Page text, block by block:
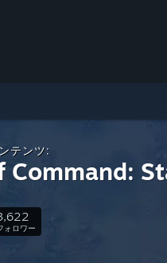
テンツ:
Command:
ォロワー